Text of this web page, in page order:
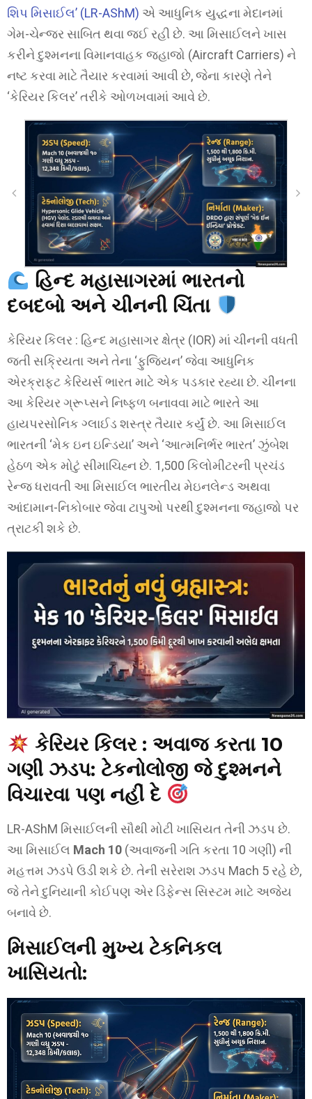
શિપ મિસાઈલ’ (LR-AShM) એ આધુનિક યુદ્ધના મેદાનમાં
ગેમ-ચેન્જર સાબિત થવા જઈ રહી છે. આ મિસાઈલને ખાસ
કરીને દુશ્મનના વિમાનવાહક જહાજો (Aircraft Carriers) ને
નષ્ટ કરવા માટે તૈયાર કરવામાં આવી છે, જેના કારણે તેને
‘કેરિયર કિલર’ તરીકે ઓળખવામાં આવે છે.
હિન્દ મહાસાગરમાં ભારતનો
દબદબો અને ચીનની ચિંતા
કેરિયર કિલર : હિન્દ મહાસાગર ક્ષેત્ર (IOR) માં ચીનની વધતી
જતી સક્રિયતા અને તેના ‘ફુજિયન’ જેવા આધુનિક
એરક્રાફ્ટ કેરિયર્સ ભારત માટે એક પડકાર રહ્યા છે. ચીનના
આ કેરિયર ગ્રૂપ્સને નિષ્ફળ બનાવવા માટે ભારતે આ
હાયપરસોનિક ગ્લાઈડ શસ્ત્ર તૈયાર કર્યું છે. આ મિસાઈલ
ભારતની ‘મેક ઇન ઇન્ડિયા’ અને ‘આત્મનિર્ભર ભારત’ ઝુંબેશ
હેઠળ એક મોટું સીમાચિહ્ન છે. 1,500 કિલોમીટરની પ્રચંડ
રેન્જ ધરાવતી આ મિસાઈલ ભારતીય મેઇનલેન્ડ અથવા
આંદામાન-નિકોબાર જેવા ટાપુઓ પરથી દુશ્મનના જહાજો પર
ત્રાટકી શકે છે.
કેરિયર કિલર: અવાજ કરતા 10
ગણી ઝડપ: ટેકનોલોજી જે દુશ્મનને
વિચારવા પણ નહીં દે
LR-AShM મિસાઈલની સૌથી મોટી ખાસિયત તેની ઝડપ છે.
આ મિસાઈલ Mach 10 (અવાજની ગતિ કરતા 10 ગણી) ની
મહત્તમ ઝડપે ઉડી શકે છે. તેની સરેરાશ ઝડપ Mach 5 રહે છે,
જે તેને દુનિયાની કોઈપણ એર ડિફેન્સ સિસ્ટમ માટે અજેય
બનાવે છે.
મિસાઈલની મુખ્ય ટેકનિકલ
ખાસિયતો: